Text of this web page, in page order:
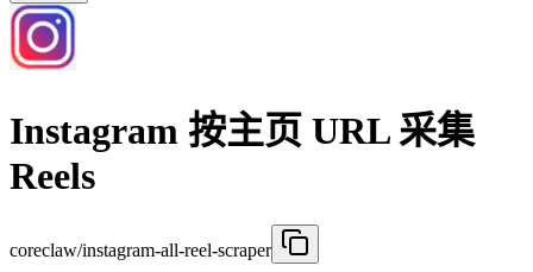
Instagram 按主页 URL 采集
Reels
coreclaw/instagram-all-reel-scraper